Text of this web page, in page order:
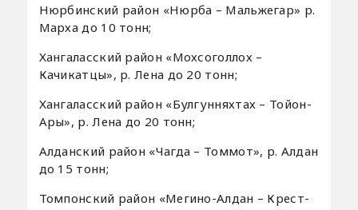
Нюрбинский район «Нюрба – Мальжегар» р.
Марха до 10 тонн;
Хангаласский район «Мохсоголлох –
Качикатцы», р. Лена до 20 тонн;
Хангаласский район «Булгунняхтах – Тойон-
Ары», р. Лена до 20 тонн;
Алданский район «Чагда – Томмот», р. Алдан
до 15 тонн;
Томпонский район «Мегино-Алдан – Крест-